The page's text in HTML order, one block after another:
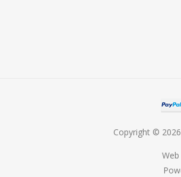
Copyright © 2026
Web